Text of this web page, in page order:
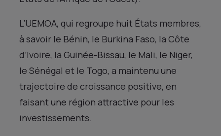
L’UEMOA, qui regroupe huit États membres,
à savoir le Bénin, le Burkina Faso, la Côte
d’Ivoire, la Guinée-Bissau, le Mali, le Niger,
le Sénégal et le Togo, a maintenu une
trajectoire de croissance positive, en
faisant une région attractive pour les
investissements.